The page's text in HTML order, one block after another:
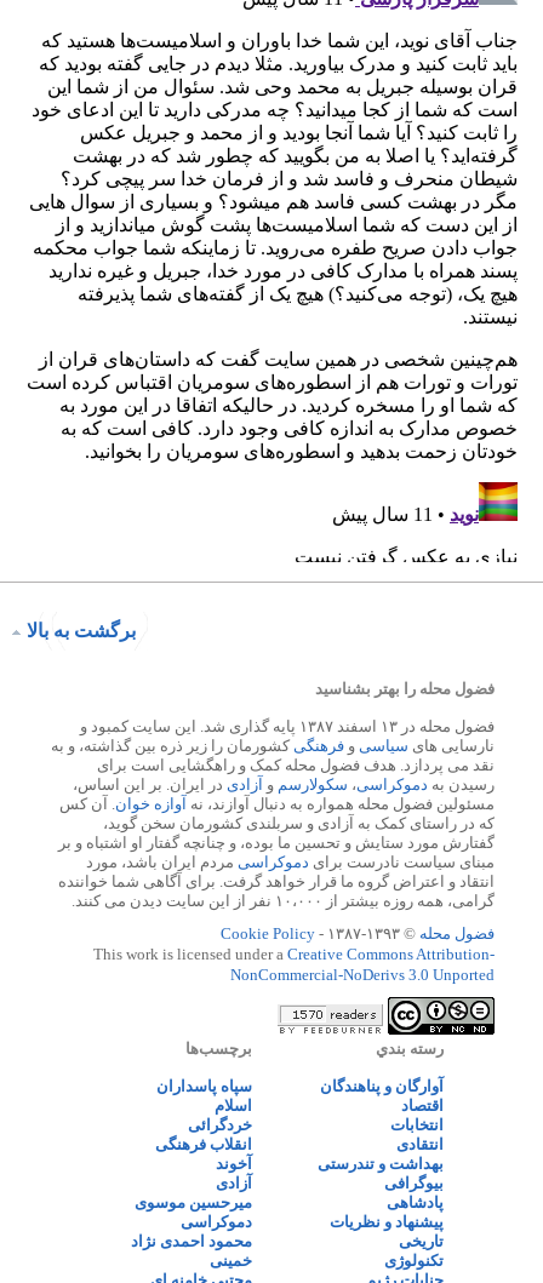
برگشت به بالا
فضول محله را بهتر بشناسید
فضول محله در ۱۳ اسفند ۱۳۸۷ پایه گذاری شد. این سایت کمبود و
نارسایی های سیاسی و فرهنگیکشورمان را زیر ذره بین گذاشته، و به
نقد می پردازد. هدف فضول محله کمک و راهگشایی است برای
رسیدن به دموکراسی، سکولارسم و آزادی در ایران. بر این اساس،
مسئولین فضول محله همواره به دنبال آوازند، نه آوازه خوان. آن کس
که در راستای کمک به آزادی و سربلندی کشورمان سخن گوید،
گفتارش مورد ستایش و تحسین ما بوده، و چنانچه گفتار او اشتباه و بر
مبنای سیاست نادرست برای دموکراسی مردم ایران باشد، مورد
انتقاد و اعتراض گروه ما قرار خواهد گرفت. برای آگاهی شما خواننده
گرامی، همه روزه بیشتر از ۱۰،۰۰۰ نفر از این سایت دیدن می کنند.
فضول محله © ۱۳۹۳-۱۳۸۷ -
Cookie Policy
This work is licensed under a Creative Commons Attribution-
NonCommercial-NoDerivs 3.0 Unported
رسته بندي
آوارگان و پناهندگان
اقتصاد
انتخابات
انتقادی
بهداشت و تندرستی
بیوگرافی
پادشاهی
پیشنهاد و نظریات
تاریخی
تکنولوژی
برچسب‌ها
سپاه پاسداران
اسلام
خردگرائی
انقلاب فرهنگی
آخوند
آزادی
میرحسین موسوی
دموکراسی
محمود احمدی نژاد
خمینی